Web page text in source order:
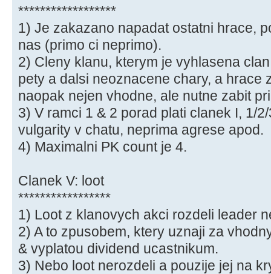
******************
1) Je zakazano napadat ostatni hrace,
nas (primo ci neprimo).
2) Cleny klanu, kterym je vyhlasena
pety a dalsi neoznacene chary, a hrace
naopak nejen vhodne, ale nutne zabit
3) V ramci 1 & 2 porad plati clanek I, 1/
vulgarity v chatu, neprima agrese apod.
4) Maximalni PK count je 4.
Clanek V: loot
*****************
1) Loot z klanovych akci rozdeli leader
2) A to zpusobem, ktery uznaji za
& vyplatou dividend ucastnikum.
3) Nebo loot nerozdeli a pouzije jej na